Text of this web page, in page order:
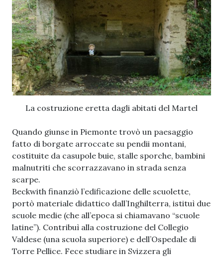
La costruzione eretta dagli abitati del Martel
Quando giunse in Piemonte trovò un paesaggio
fatto di borgate arroccate su pendii montani,
costituite da casupole buie, stalle sporche, bambini
malnutriti che scorrazzavano in strada senza
scarpe.
Beckwith finanziò l’edificazione delle scuolette,
portò materiale didattico dall’Inghilterra, istituì due
scuole medie (che all’epoca si chiamavano “scuole
latine”). Contribuì alla costruzione del Collegio
Valdese (una scuola superiore) e dell’Ospedale di
Torre Pellice. Fece studiare in Svizzera gli